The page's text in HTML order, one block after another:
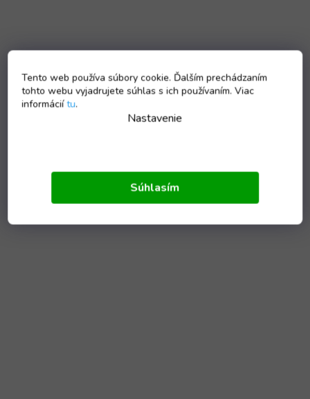
Tento web používa súbory cookie. Ďalším prechádzaním
tohto webu vyjadrujete súhlas s ich používaním. Viac
informáciítu.
Nastavenie
Súhlasím